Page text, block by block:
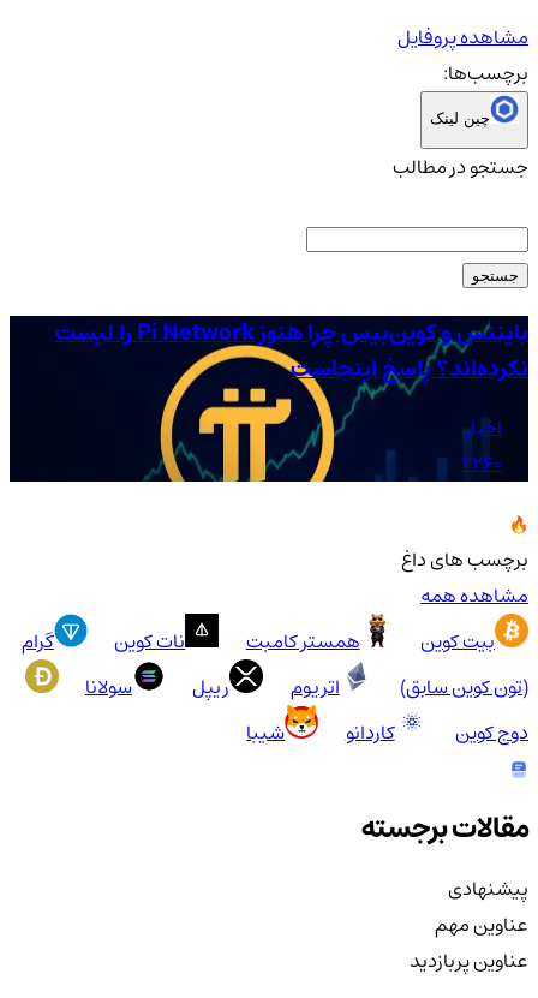
مشاهده پروفایل
برچسب‌ها:
چین لینک
جستجو در مطالب
جستجو
بایننس و کوین‌بیس چرا هنوز Pi Network را لیست
نکرده‌اند؟ پاسخ اینجاست
اخبار
2260
برچسب های داغ
مشاهده همه
بیت کوین
همستر کامبت نات کوین
گرام
(تون کوین سابق)
اتریوم ریپل
سولانا
دوج کوین
کاردانو شیبا
مقالات برجسته
پیشنهادی
عناوین مهم
عناوین پربازدید